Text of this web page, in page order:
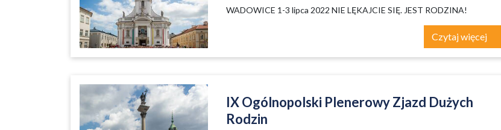
WADOWICE 1-3 lipca 2022 NIE LĘKAJCIE SIĘ. JEST RODZINA!
Czytaj więcej
IX Ogólnopolski Plenerowy Zjazd Dużych
Rodzin